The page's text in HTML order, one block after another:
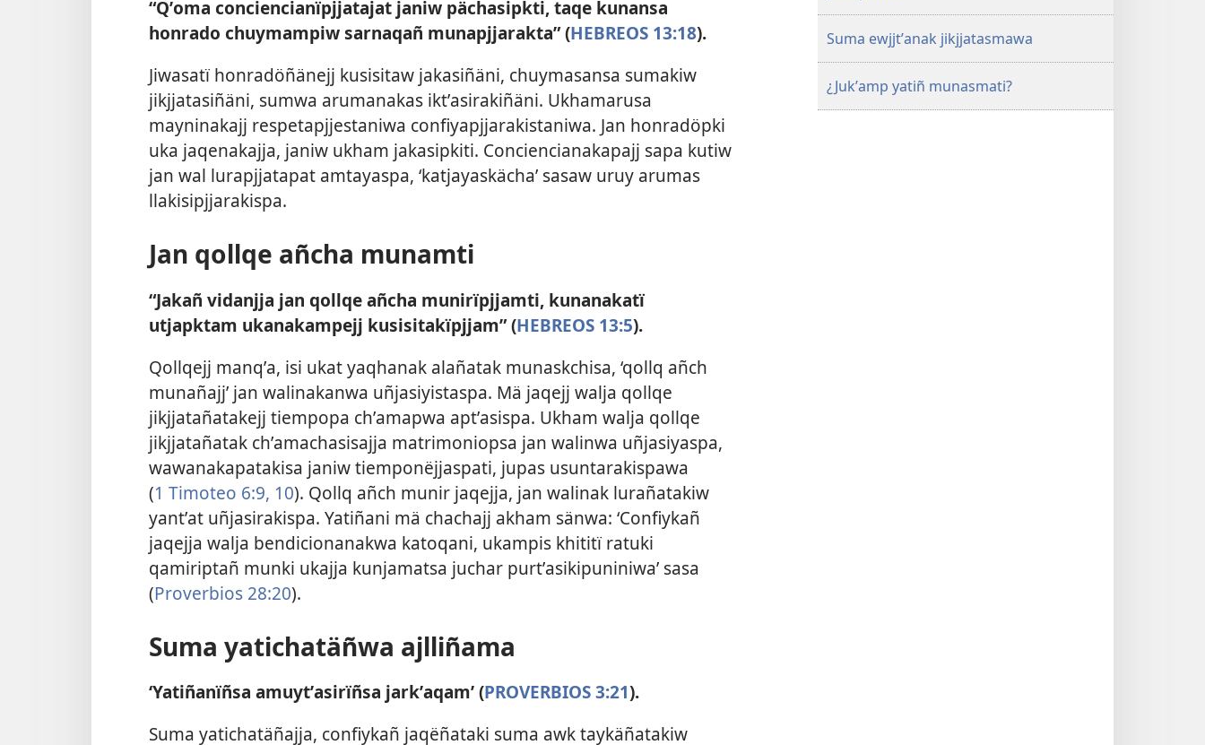
“Qʼoma conciencianïpjjatajat janiw pächasipkti, taqe kunansa
honrado chuymampiw sarnaqañ munapjjarakta” (HEBREOS 13:18).
Jiwasatï honradöñänejj kusisitaw jakasiñäni, chuymasansa sumakiw
jikjjatasiñäni, sumwa arumanakas iktʼasirakiñäni. Ukhamarusa
mayninakajj respetapjjestaniwa confiyapjjarakistaniwa. Jan honradöpki
uka jaqenakajja, janiw ukham jakasipkiti. Conciencianakapajj sapa kutiw
jan wal lurapjjatapat amtayaspa, ‘katjayaskächa’ sasaw uruy arumas
llakisipjjarakispa.
Jan qollqe añcha munamti
“Jakañ vidanjja jan qollqe añcha munirïpjjamti, kunanakatï
utjapktam ukanakampejj kusisitakïpjjam” (HEBREOS 13:5).
Qollqejj manqʼa, isi ukat yaqhanak alañatak munaskchisa, ‘qollq añch
munañajj’ jan walinakanwa uñjasiyistaspa. Mä jaqejj walja qollqe
jikjjatañatakejj tiempopa chʼamapwa aptʼasispa. Ukham walja qollqe
jikjjatañatak chʼamachasisajja matrimoniopsa jan walinwa uñjasiyaspa,
wawanakapatakisa janiw tiemponëjjaspati, jupas usuntarakispawa
(1 Timoteo 6:9, 10). Qollq añch munir jaqejja, jan walinak lurañatakiw
yantʼat uñjasirakispa. Yatiñani mä chachajj akham sänwa: ‘Confiykañ
jaqejja walja bendicionanakwa katoqani, ukampis khititï ratuki
qamiriptañ munki ukajja kunjamatsa juchar purtʼasikipuniniwa’ sasa
(Proverbios 28:20).
Suma yatichatäñwa ajlliñama
‘Yatiñanïñsa amuytʼasirïñsa jarkʼaqam’ (PROVERBIOS 3:21).
Suma yatichatäñajja, confiykañ jaqëñataki suma awk taykäñatakiw
Suma ewjjtʼanak jikjjatasmawa
¿Jukʼamp yatiñ munasmati?